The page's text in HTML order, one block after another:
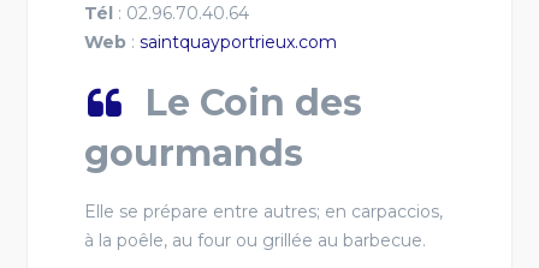
Tél : 02.96.70.40.64
Web :saintquayportrieux.com
Le Coin des
gourmands
Elle se prépare entre autres; en carpaccios,
à la poêle, au four ou grillée au barbecue.